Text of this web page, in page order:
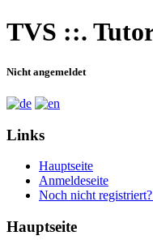
TVS ::.
Nicht angemeldet
Links
Hauptseite
Anmeldeseite
Noch nicht
Hauptseite